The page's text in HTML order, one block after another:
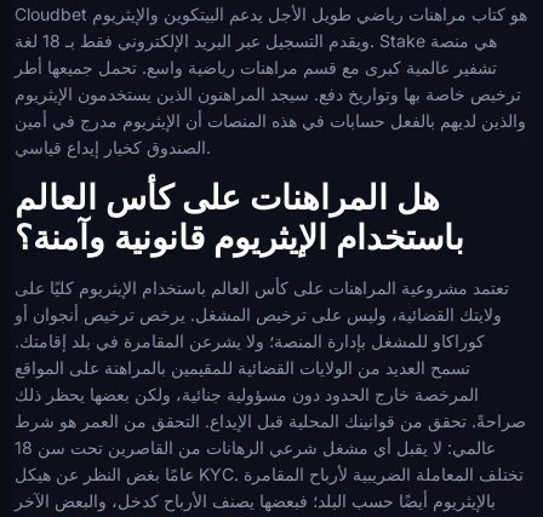
Cloudbet هو كتاب مراهنات رياضي طويل الأجل يدعم البيتكوين والإيثريوم
ويقدم التسجيل عبر البريد الإلكتروني فقط بـ 18 لغة. Stake هي منصة
تشفير عالمية كبرى مع قسم مراهنات رياضية واسع. تحمل جميعها أطر
ترخيص خاصة بها وتواريخ دفع. سيجد المراهنون الذين يستخدمون الإيثريوم
والذين لديهم بالفعل حسابات في هذه المنصات أن الإيثريوم مدرج في أمين
الصندوق كخيار إيداع قياسي.
هل المراهنات على كأس العالم
باستخدام الإيثريوم قانونية وآمنة؟
تعتمد مشروعية المراهنات على كأس العالم باستخدام الإيثريوم كليًا على
ولايتك القضائية، وليس على ترخيص المشغل. يرخص ترخيص أنجوان أو
كوراكاو للمشغل بإدارة المنصة؛ ولا يشرعن المقامرة في بلد إقامتك.
تسمح العديد من الولايات القضائية للمقيمين بالمراهنة على المواقع
المرخصة خارج الحدود دون مسؤولية جنائية، ولكن بعضها يحظر ذلك
صراحةً. تحقق من قوانينك المحلية قبل الإيداع. التحقق من العمر هو شرط
عالمي: لا يقبل أي مشغل شرعي الرهانات من القاصرين تحت سن 18
عامًا بغض النظر عن هيكل KYC. تختلف المعاملة الضريبية لأرباح المقامرة
بالإيثريوم أيضًا حسب البلد؛ فبعضها يصنف الأرباح كدخل، والبعض الآخر